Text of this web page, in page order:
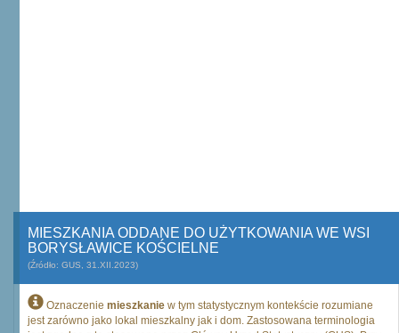
MIESZKANIA ODDANE DO UŻYTKOWANIA WE WSI
BORYSŁAWICE KOŚCIELNE
(Źródło: GUS, 31.XII.2023)
Oznaczenie mieszkanie w tym statystycznym kontekście rozumiane
jest zarówno jako lokal mieszkalny jak i dom. Zastosowana terminologia